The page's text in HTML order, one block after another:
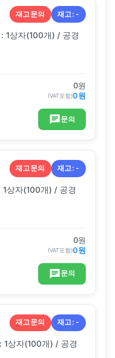
재고문의 재고:-
상자(100개) / 공경
0원
(VAT포함)0원
문의
재고문의 재고:-
상자(100개) / 공경
0원
(VAT포함)0원
문의
재고문의 재고:-
상자(100개) / 공경